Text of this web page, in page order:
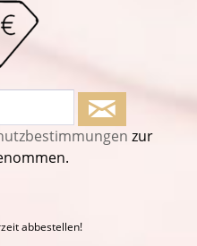
zur
abbestellen!